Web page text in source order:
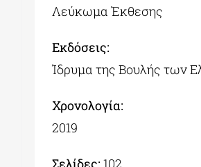
Λεύκωμα Έκθεσης
Εκδόσεις:
Ίδρυμα της Βουλής των
Χρονολογία:
2019